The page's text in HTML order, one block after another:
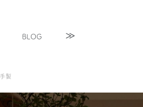
BLOG
製